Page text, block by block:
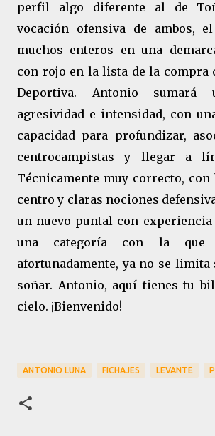
perfil algo diferente al de
vocación ofensiva de ambos,
muchos enteros en una
con rojo en la lista de la compra
Deportiva. Antonio
agresividad e intensidad, con
capacidad para profundizar,
centrocampistas y llegar a
Técnicamente muy correcto,
centro y claras nociones
un nuevo puntal con
una categoría con la que
afortunadamente, ya no se
soñar. Antonio, aquí tienes tu
cielo. ¡Bienvenido!
ANTONIO LUNA FICHAJES LEVANTE